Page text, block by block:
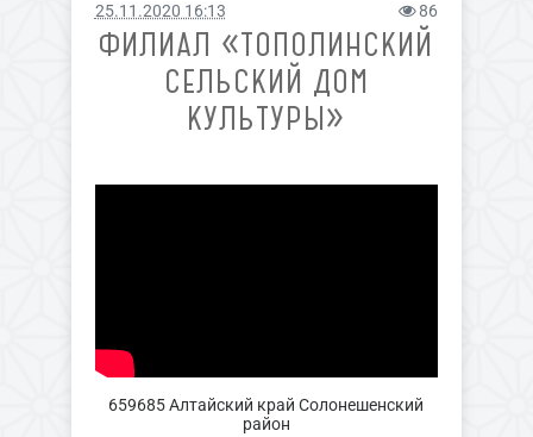
25.11.2020 16:13 86
ФИЛИАЛ «ТОПОЛИНСКИЙ
СЕЛЬСКИЙ ДОМ
КУЛЬТУРЫ»
659685 Алтайский край Солонешенский
район